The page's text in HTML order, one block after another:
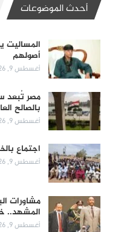
أحدث الموضوعات
أصولهم
أغسطس 9, 2026
مصر تُبعد
بالصالح
أغسطس 9, 2026
اجتماع
أغسطس 9, 2026
مشاورات
المشهد..
أغسطس 9, 2026